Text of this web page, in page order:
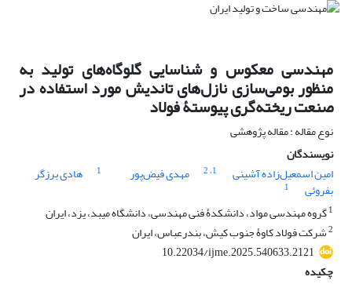
مهندسی معکوس و شناسایی گلوگاه‌های تولید به
منظور بومی‌سازی نازل‌های تاندیش مورد استفاده در
صنعت ریخته‌گری پیوستۀ فولاد
نوع مقاله : مقاله پژوهشی
نویسندگان
امین اسمعیل‌زاده آشینی
1، 2 مهدی فیض‌پور 1 هادی برزگر
بفروئی
1
1گروه مهندسی مواد، دانشکدۀ فنی مهندسی، دانشگاه میبد، یزد، ایران
2شرکت فولاد کاوۀ جنوب کیش، بندرعباس، ایران
10.22034/ijme.2025.540633.2121
چکیده